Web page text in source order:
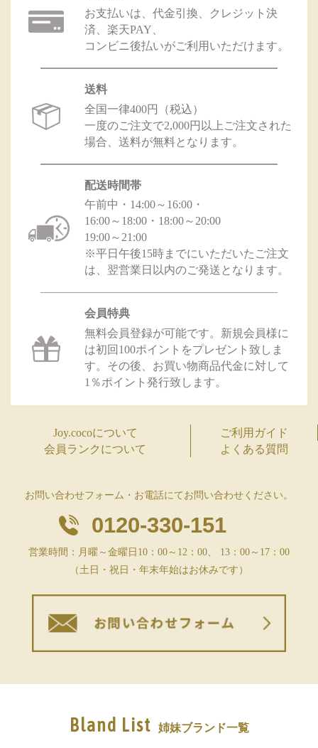
お支払いは、代金引換、クレジット決
済、楽天PAY、
コンビニ後払いがご利用いただけます。
送料
全国一律400円（税込）
一度のご注文で2,000円以上ご注文された
場合、送料が無料となります。
配送時間帯
午前中・14:00～16:00・
16:00～18:00・18:00～20:00
19:00～21:00
※平日午後15時までにいただいたご注文
は、翌営業日以内のご発送となります。
会員特典
無料会員登録が可能です。新規会員様に
は初回100ポイントをプレゼント致しま
す。その後、お買い物商品代金に対して
1％ポイント発行致します。
Joy.cocoについて
ご利用ガイド
会員ランクについて
よくある質問
お問い合わせフォーム・お電話にてお問い合わせください。
0120-330-151
営業時間：月曜～金曜日10：00～12：00、 13：00～17：00
（土日・祝日・年末年始はお休みです）
Bland List 姉妹ブランド一覧